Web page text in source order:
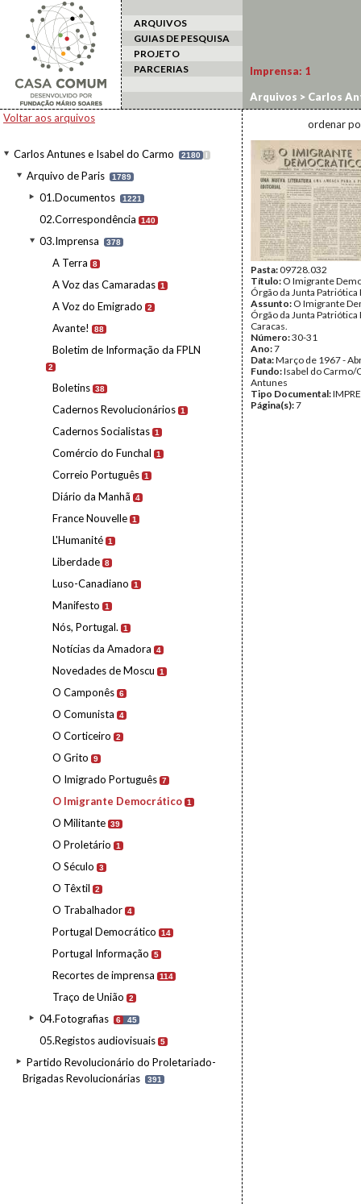
ARQUIVOS
GUIAS DE PESQUISA
PROJETO
PARCERIAS
Voltar aos arquivos
Carlos Antunes e Isabel do Carmo 2180 I
Arquivo de Paris 1789
01.Documentos 1221
02.Correspondência 140
03.Imprensa 378
A Terra 8
A Voz das Camaradas 1
A Voz do Emigrado 2
Avante! 88
Boletim de Informação da FPLN
2
Boletins 38
Cadernos Revolucionários 1
Cadernos Socialistas 1
Comércio do Funchal 1
Correio Português 1
Diário da Manhã 4
France Nouvelle 1
L'Humanité 1
Liberdade 8
Luso-Canadiano 1
Manifesto 1
Nós, Portugal. 1
Notícias da Amadora 4
Novedades de Moscu 1
O Camponês 6
O Comunista 4
O Corticeiro 2
O Grito 9
O Imigrado Português 7
O Imigrante Democrático 1
O Militante 39
O Proletário 1
O Século 3
O Têxtil 2
O Trabalhador 4
Portugal Democrático 14
Portugal Informação 5
Recortes de imprensa 114
Traço de União 2
04.Fotografias 6 45
05.Registos audiovisuais 5
Partido Revolucionário do Proletariado-
Brigadas Revolucionárias
391
Imprensa: 1
Arquivos > Carlos
ordenar
Pasta:09728.032
Título: O Imigrante
Órgão da Junta
Assunto: O Imigrante
Órgão da Junta
Caracas.
Número:30-31
Ano:7
Data:Março de 1967 -
Fundo:Isabel do Carmo/
Antunes
Tipo Documental:
Página(s):7